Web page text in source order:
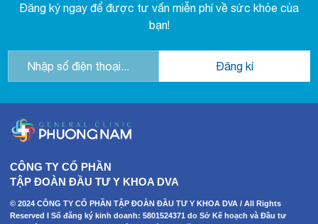
Đăng ký ngay để được tư vấn miễn phí về sức khỏe của
bạn!
CÔNG TY CỔ PHẦN
TẬP ĐOÀN ĐẦU TƯ Y KHOA DVA
© 2024 CÔNG TY CỔ PHẦN TẬP ĐOÀN ĐẦU TƯ Y KHOA DVA / All Rights
Reserved I Số đăng ký kinh doanh: 5801524371 do Sở Kế hoạch và Đầu tư